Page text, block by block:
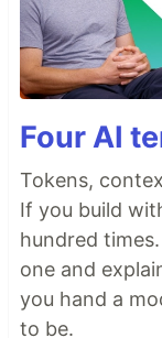
Four AI
Tokens,
If you build
hundred
one and
you hand a
to be.